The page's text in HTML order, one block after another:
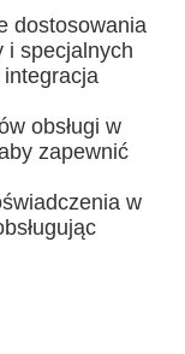
dostosowania
i specjalnych
obsługi w
zapewnić
w